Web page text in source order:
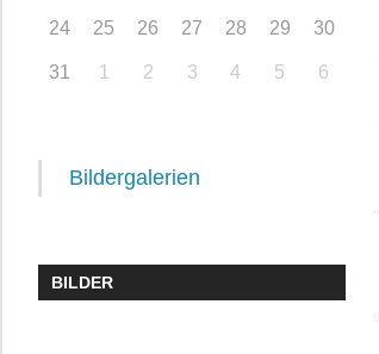
24 25 26 27 28 29 30
31 1 2 3 4 5 6
Bildergalerien
BILDER